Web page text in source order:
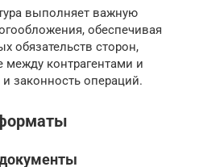
выполняет важную
обеспечивая
обязательств сторон,
контрагентами и
и законность операций.